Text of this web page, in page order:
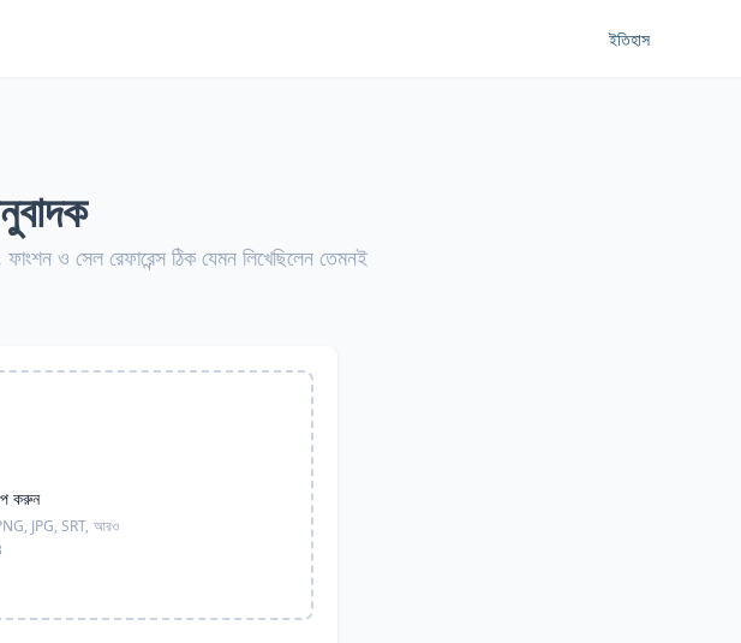
ইতিহাস
ও সেল রেফারেন্স ঠিক যেমন লিখেছিলেন তেমনই
করুন
JPG, SRT, আরও